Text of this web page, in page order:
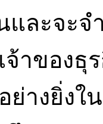
ละจะจ
จ้าของธุ
ย่างยิ่ง